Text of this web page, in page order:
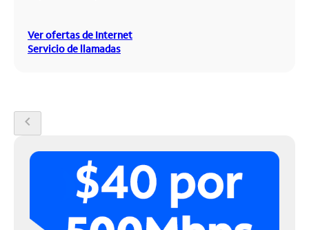
Ver ofertas de Internet
Servicio de llamadas
chevron_left